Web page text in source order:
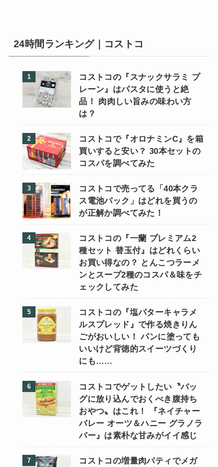
24時間ランキング｜コストコ
コストコの『スナックサラミ プ
レーン』はパスタに使うと絶
品！ 肉肉しい旨みの味わい方
は？
コストコで『オロナミンC』を箱
買いすると安い？ 30本セットの
コスパを調べてみた
コストコで売ってる「40本クラ
ス電池パック」はどれを買うの
が正解か調べてみた！
コストコの『一蘭 プレミアム2
種セット 替玉付』はどれくらい
お買い得なの？ とんこつラーメ
ンとスープ2種のコスパ＆味をチ
ェックしてみた
コストコの『塩バターキャラメ
ルスプレッド』で作る焼きりん
ごがおいしい！ パンに塗っても
いいけど背徳的スイーツづくり
にも……
コストコでゲットしたい〝バッ
グに放り込んでおくべき腹持ち
おやつ〟はこれ！ 『ネイチャー
バレー オーツ＆ハニー グラノラ
バー』は素朴な甘みがイイ感じ
コストコの増量肉パティでメガ